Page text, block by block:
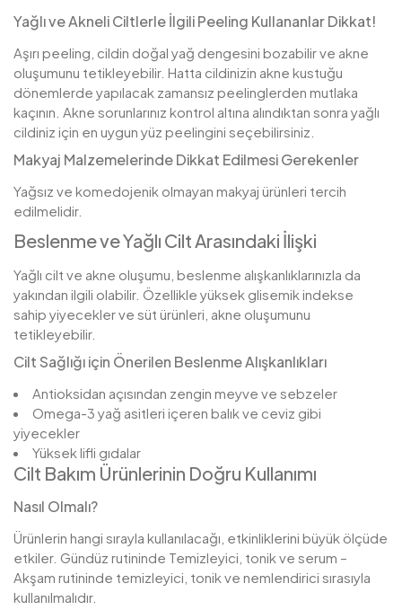
Yağlı ve Akneli Ciltlerle İlgili Peeling Kullananlar Dikkat!
Aşırı peeling, cildin doğal yağ dengesini bozabilir ve akne
oluşumunu tetikleyebilir. Hatta cildinizin akne kustuğu
dönemlerde yapılacak zamansız peelinglerden mutlaka
kaçının. Akne sorunlarınız kontrol altına alındıktan sonra yağlı
cildiniz için en uygun yüz peelingini seçebilirsiniz.
Makyaj Malzemelerinde Dikkat Edilmesi Gerekenler
Yağsız ve komedojenik olmayan makyaj ürünleri tercih
edilmelidir.
Beslenme ve Yağlı Cilt Arasındaki İlişki
Yağlı cilt ve akne oluşumu, beslenme alışkanlıklarınızla da
yakından ilgili olabilir. Özellikle yüksek glisemik indekse
sahip yiyecekler ve süt ürünleri, akne oluşumunu
tetikleyebilir.
Cilt Sağlığı için Önerilen Beslenme Alışkanlıkları
Antioksidan açısından zengin meyve ve sebzeler
Omega-3 yağ asitleri içeren balık ve ceviz gibi
yiyecekler
Yüksek lifli gıdalar
Cilt Bakım Ürünlerinin Doğru Kullanımı
Nasıl Olmalı?
Ürünlerin hangi sırayla kullanılacağı, etkinliklerini büyük ölçüde
etkiler. Gündüz rutininde Temizleyici, tonik ve serum –
Akşam rutininde temizleyici, tonik ve nemlendirici sırasıyla
kullanılmalıdır.